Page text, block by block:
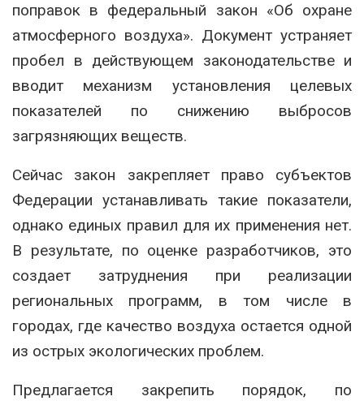
поправок в федеральный закон «Об охране
атмосферного воздуха». Документ устраняет
пробел в действующем законодательстве и
вводит механизм установления целевых
показателей по снижению выбросов
загрязняющих веществ.
Сейчас закон закрепляет право субъектов
Федерации устанавливать такие показатели,
однако единых правил для их применения нет.
В результате, по оценке разработчиков, это
создает затруднения при реализации
региональных программ, в том числе в
городах, где качество воздуха остается одной
из острых экологических проблем.
Предлагается закрепить порядок, по